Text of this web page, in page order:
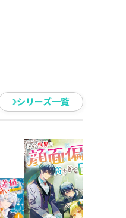
シリーズ一覧